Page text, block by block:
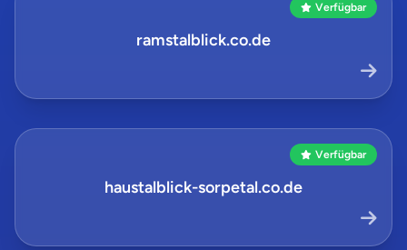
Verfügbar
ramstalblick.co.de
Verfügbar
haustalblick-sorpetal.co.de